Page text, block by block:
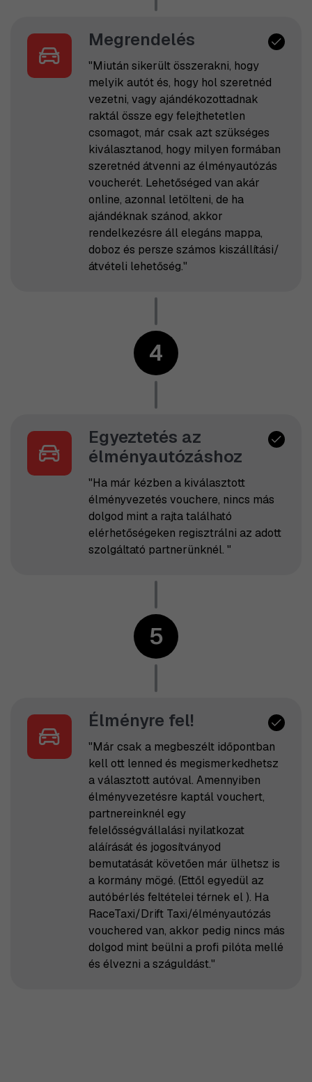
Megrendelés
"Miután sikerült összerakni, hogy
melyik autót és, hogy hol szeretnéd
vezetni, vagy ajándékozottadnak
raktál össze egy felejthetetlen
csomagot, már csak azt szükséges
kiválasztanod, hogy milyen formában
szeretnéd átvenni az élményautózás
voucherét. Lehetőséged van akár
online, azonnal letölteni, de ha
ajándéknak szánod, akkor
rendelkezésre áll elegáns mappa,
doboz és persze számos kiszállítási/
átvételi lehetőség."
4
Egyeztetés az
élményautózáshoz
"Ha már kézben a kiválasztott
élményvezetés vouchere, nincs más
dolgod mint a rajta található
elérhetőségeken regisztrálni az adott
szolgáltató partnerünknél. "
5
Élményre fel!
"Már csak a megbeszélt időpontban
kell ott lenned és megismerkedhetsz
a választott autóval. Amennyiben
élményvezetésre kaptál vouchert,
partnereinknél egy
felelősségvállalási nyilatkozat
aláírását és jogosítványod
bemutatását követően már ülhetsz is
a kormány mögé. (Ettől egyedül az
autóbérlés feltételei térnek el ). Ha
RaceTaxi/Drift Taxi/élményautózás
vouchered van, akkor pedig nincs más
dolgod mint beülni a profi pilóta mellé
és élvezni a száguldást."